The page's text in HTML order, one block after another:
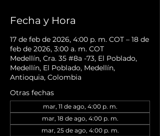
Fecha y Hora
17 de feb de 2026, 4:00 p. m. COT – 18 de
feb de 2026, 3:00 a. m. COT
Medellín, Cra. 35 #8a -73, El Poblado,
Medellín, El Poblado, Medellín,
Antioquia, Colombia
Otras fechas
mar, 11 de ago, 4:00 p. m.
mar, 18 de ago, 4:00 p. m.
mar, 25 de ago, 4:00 p. m.